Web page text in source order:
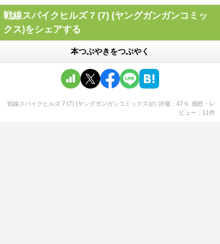
戦線スパイクヒルズ 7 (7) (ヤングガンガンコミッ
クス)をシェアする
本つぶやきをつぶやく
戦線スパイクヒルズ 7 (7) (ヤングガンガンコミックス)の 評価 47 ％ 感想・レ
ビュー
11件